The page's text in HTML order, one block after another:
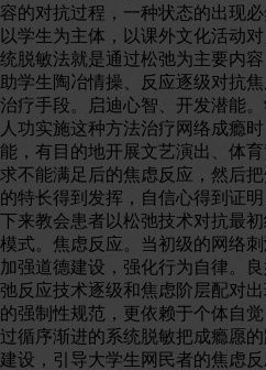
容的对抗过程，一种状态的出现
以学生为主体，以课外文化活动
统脱敏法就是通过松弛为主要内
助学生陶冶情操、反应逐级对抗
治疗手段。启迪心智、开发潜能
人功实施这种方法治疗网络成瘾
能，有目的地开展文艺演出、体
求不能满足后的焦虑反应，然后
的特长得到发挥，自信心得到证
下来教会患者以松弛技术对抗最
模式。焦虑反应。当初级的网络
加强道德建设，强化行为自律。
弛反应技术逐级和焦虑阶层配对
的强制性规范，更依赖于个体自
过循序渐进的系统脱敏把成瘾愿
建设，引导大学生网民者的焦虑